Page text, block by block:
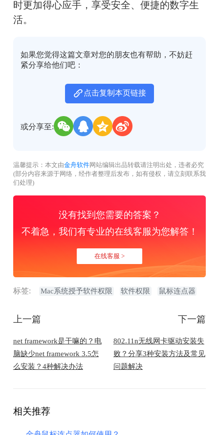
时更加得心应手，享受安全、便捷的数字生
活。
如果您觉得这篇文章对您的朋友也有帮助，不妨赶
紧分享给他们吧：
点击复制本页链接
或分享至:
温馨提示：本文由金舟软件网站编辑出品转载请注明出处，违者必究
(部分内容来源于网络，经作者整理后发布，如有侵权，请立刻联系我
们处理)
没有找到您需要的答案？
不着急，我们有专业的在线客服为您解答！
在线客服 >
标签: Mac系统授予软件权限 软件权限 鼠标连点器
上一篇
net framework是干嘛的？电
脑缺少net framework 3.5怎
么安装？4种解决办法
下一篇
802.11n无线网卡驱动安装失
败？分享3种安装方法及常见
问题解决
相关推荐